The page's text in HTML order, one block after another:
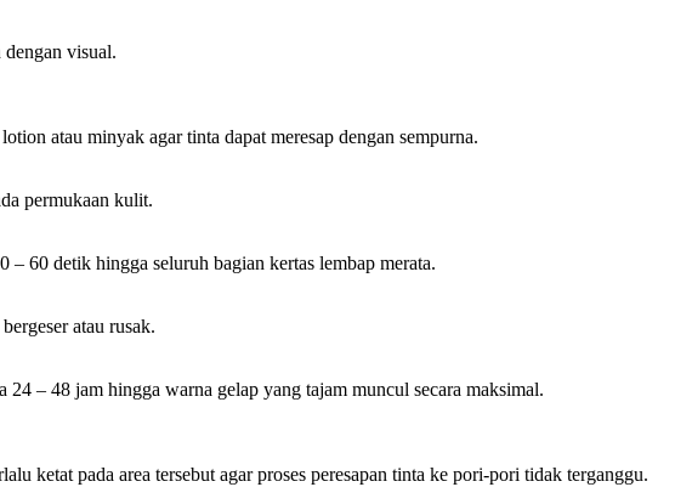
dengan visual.
atau minyak agar tinta dapat meresap dengan sempurna.
permukaan kulit.
– 60 detik hingga seluruh bagian kertas lembap merata.
atau rusak.
– 48 jam hingga warna gelap yang tajam muncul secara maksimal.
ketat pada area tersebut agar proses peresapan tinta ke pori-pori tidak terganggu.